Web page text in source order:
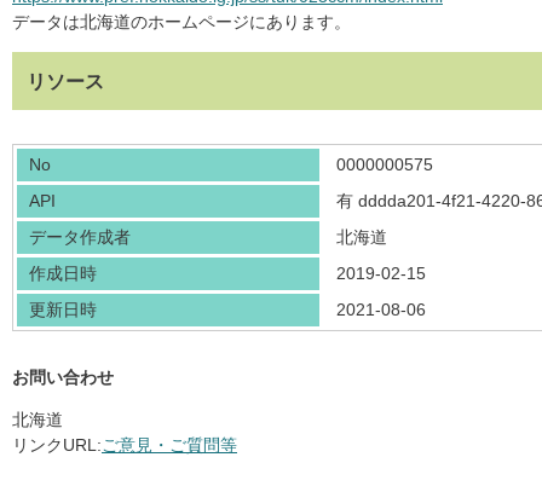
データは北海道のホームページにあります。
リソース
No
0000000575
API
有 dddda201-4f21-4220-
データ作成者
北海道
作成日時
2019-02-15
更新日時
2021-08-06
お問い合わせ
北海道
リンクURL:ご意見・ご質問等